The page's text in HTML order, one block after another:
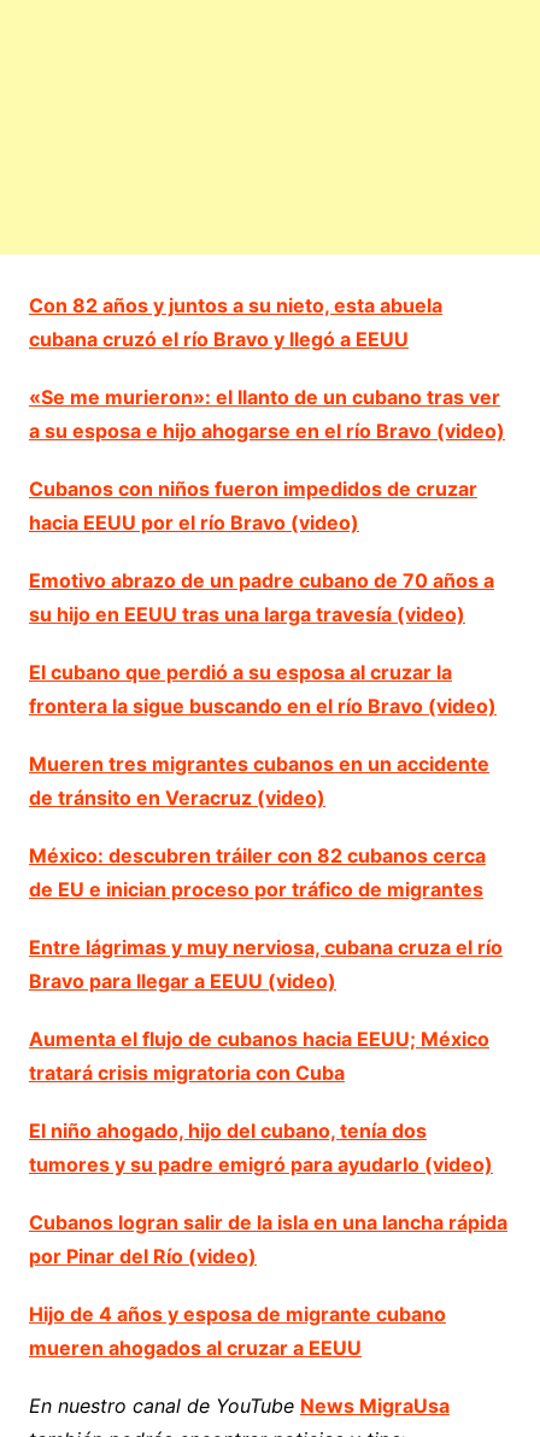
Con 82 años y juntos a su nieto, esta abuela
cubana cruzó el río Bravo y llegó a EEUU
«Se me murieron»: el llanto de un cubano tras ver
a su esposa e hijo ahogarse en el río Bravo (video)
Cubanos con niños fueron impedidos de cruzar
hacia EEUU por el río Bravo (video)
Emotivo abrazo de un padre cubano de 70 años a
su hijo en EEUU tras una larga travesía (video)
El cubano que perdió a su esposa al cruzar la
frontera la sigue buscando en el río Bravo (video)
Mueren tres migrantes cubanos en un accidente
de tránsito en Veracruz (video)
México: descubren tráiler con 82 cubanos cerca
de EU e inician proceso por tráfico de migrantes
Entre lágrimas y muy nerviosa, cubana cruza el río
Bravo para llegar a EEUU (video)
Aumenta el flujo de cubanos hacia EEUU; México
tratará crisis migratoria con Cuba
El niño ahogado, hijo del cubano, tenía dos
tumores y su padre emigró para ayudarlo (video)
Cubanos logran salir de la isla en una lancha rápida
por Pinar del Río (video)
Hijo de 4 años y esposa de migrante cubano
mueren ahogados al cruzar a EEUU
En nuestro canal de YouTube News MigraUsa